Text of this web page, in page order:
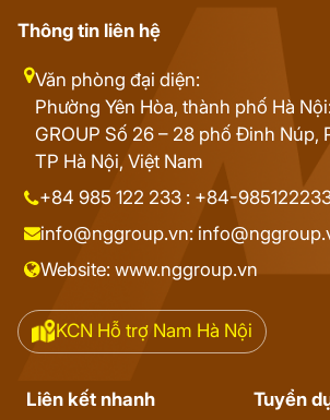
Thông tin liên hệ
Văn phòng đại diện:
Phường Yên Hòa, thành phố Hà
GROUP Số 26 – 28 phố Đinh Núp,
TP Hà Nội, Việt Nam
+84 985 122 233 : +84-
info@nggroup.vn:
Website: www.nggroup.vn
KCN Hỗ trợ Nam Hà Nội
Liên kết nhanh Tuyển